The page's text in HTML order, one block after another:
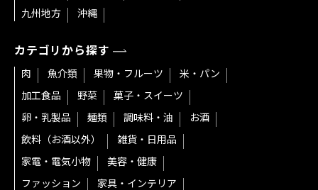
九州地方
沖縄
カテゴリから探す
肉 魚介類 果物・フルーツ
米・パン
加工食品
野菜
菓子・スイーツ
卵・乳製品
麺類 調味料・油
お酒
飲料（お酒以外）
雑貨・日用品
家電・電気小物
美容・健康
ファッション
家具・インテリア